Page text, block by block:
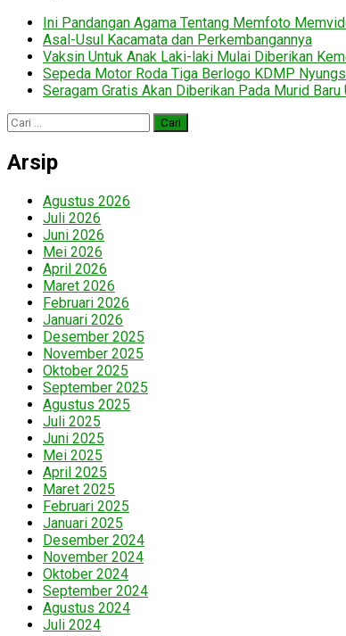
Ini Pandangan Agama Tentang Memfoto
Asal-Usul Kacamata dan Perkembangannya
Vaksin Untuk Anak Laki-laki Mulai Diberikan
Sepeda Motor Roda Tiga Berlogo KDMP
Seragam Gratis Akan Diberikan Pada Murid
Cari
untuk:
Arsip
Agustus 2026
Juli 2026
Juni 2026
Mei 2026
April 2026
Maret 2026
Februari 2026
Januari 2026
Desember 2025
November 2025
Oktober 2025
September 2025
Agustus 2025
Juli 2025
Juni 2025
Mei 2025
April 2025
Maret 2025
Februari 2025
Januari 2025
Desember 2024
November 2024
Oktober 2024
September 2024
Agustus 2024
Juli 2024